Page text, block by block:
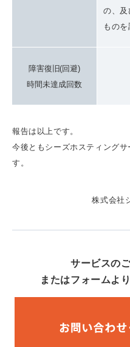
の、及
ものを
障害復旧(回避)
時間未達成回数
報告は以上です。
今後ともシーズホスティング
す。
株式会社
サービスの
またはフォームよ